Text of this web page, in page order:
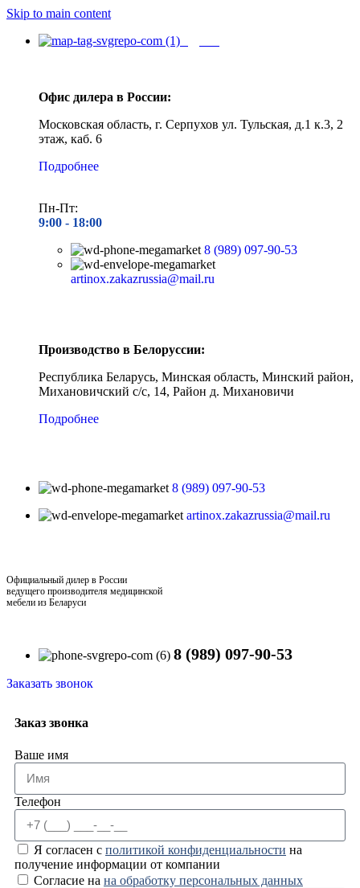
Skip to main content
Офис дилера в России:
Московская область, г. Серпухов ул. Тульская, д.1 к.3, 2
этаж, каб. 6
Подробнее
Пн-Пт:
9:00 - 18:00
8 (989) 097-90-53
artinox.zakazrussia@mail.ru
Производство в Белоруссии:
Республика Беларусь, Минская область, Минский район,
Михановичский с/с, 14, Район д. Михановичи
Подробнее
8 (989) 097-90-53
artinox.zakazrussia@mail.ru
Официальный дилер в России
ведущего производителя медицинской
мебели из Беларуси
8 (989) 097-90-53
Заказать звонок
Заказ звонка
Ваше имя
Телефон
Я согласен с политикой конфиденциальности на
получение информации от компании
Согласие на на обработку персональных данных